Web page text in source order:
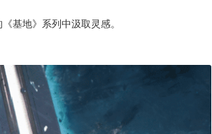
基地》系列中汲取灵感。